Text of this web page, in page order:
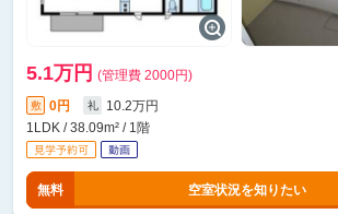
5.1万円 (管理費 2000円)
敷 0円 礼
10.2万円
1LDK / 38.09m² / 1階
無料 空室状況を知りたい